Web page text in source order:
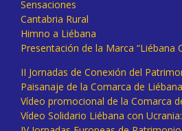
Sensaciones
Cantabria Rural
Himno a Liébana
Presentación de la Marca “Liébana
II Jornadas de Conexión del
Paisanaje de la Comarca de
Vídeo promocional de la Comarca
Vídeo Solidario Liébana con